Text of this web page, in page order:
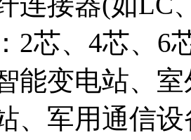
2芯、4芯、6
能变电站、
、军用通信